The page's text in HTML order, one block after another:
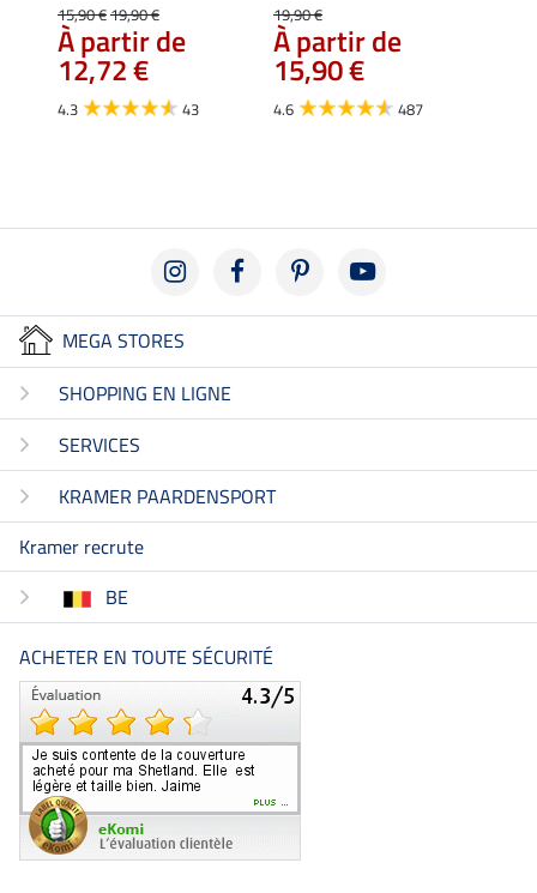
15,90 €19,90 €
À partir de
12,72 €
4.3 43
19,90 €
À partir de
15,90 €
4.6 487
MEGA STORES
SHOPPING EN LIGNE
SERVICES
KRAMER PAARDENSPORT
Kramer recrute
BE
ACHETER EN TOUTE SÉCURITÉ